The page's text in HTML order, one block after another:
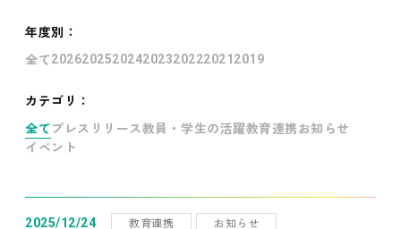
年度別 ：
全て202620252024202320222021 2019
カテゴリ：
全て プレスリリース教員・学生の活躍教育連携お知らせ
イベント
2025/12/24 教育連携 お知らせ